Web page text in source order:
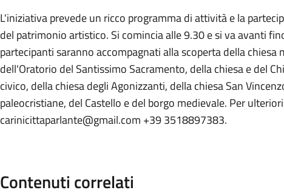
L'iniziativa prevede un ricco programma di attività e la
del patrimonio artistico. Si comincia alle 9.30 e si va avanti
partecipanti saranno accompagnati alla scoperta della chiesa
dell'Oratorio del Santissimo Sacramento, della chiesa e del
civico, della chiesa degli Agonizzanti, della chiesa San
paleocristiane, del Castello e del borgo medievale. Per
carinicittaparlante@gmail.com +39 3518897383.
Contenuti correlati